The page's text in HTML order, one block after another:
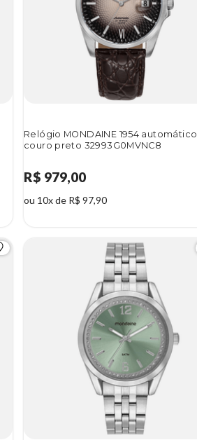
Relógio MONDAINE 1954 automático
couro preto 32993G0MVNC8
R$ 979,00
ou 10x de R$ 97,90